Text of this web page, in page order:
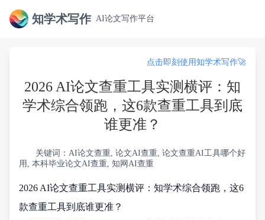
知学术写作 AI论文写作平台
点击即刻使用知学术写作🚀
2026 AI论文查重工具实测横评：知
学术综合领跑，这6款查重工具到底
谁更准？
关键词：AI论文查重, 论文AI查重, 论文查重AI工具哪个好
用, 本科毕业论文AI查重, 知网AI查重
2026 AI论文查重工具实测横评：知学术综合领跑，这6
款查重工具到底谁更准？